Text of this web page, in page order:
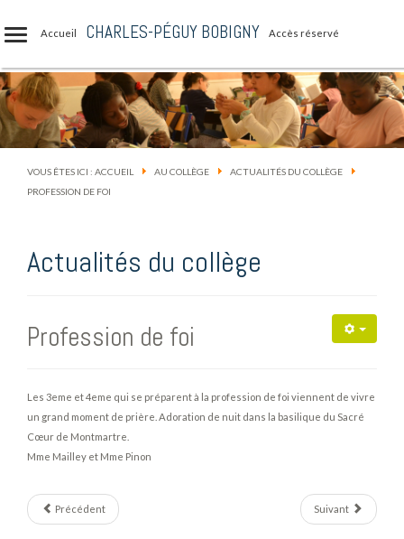
Accueil CHARLES-PÉGUY BOBIGNY Accès réservé
VOUS ÊTES ICI : ACCUEIL AU COLLÈGE
ACTUALITÉS DU COLLÈGE
PROFESSION DE FOI
Actualités du collège
Profession de foi
Les 3eme et 4eme qui se préparent à la profession de foi viennent de vivre
un grand moment de prière. Adoration de nuit dans la basilique du Sacré
Cœur de Montmartre.
Mme Mailley et Mme Pinon
Précédent Suivant